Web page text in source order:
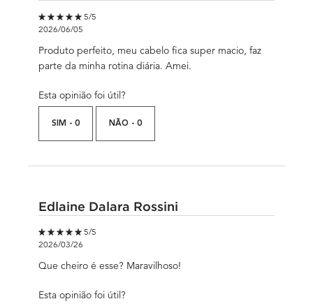
5 out of 5 stars.
5/5
2026/06/05
Produto perfeito, meu cabelo fica super macio, faz
parte da minha rotina diária. Amei.
Esta opinião foi útil?
SIM - 0 NÃO - 0
Edlaine Dalara Rossini
5 out of 5 stars.
5/5
2026/03/26
Que cheiro é esse? Maravilhoso!
Esta opinião foi útil?